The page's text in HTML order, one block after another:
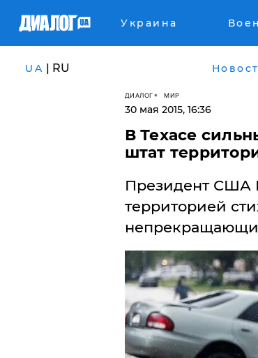
Украина
UA | RU
ДИАЛОГ МИР
30 мая 2015, 16:36
В Техасе
штат
Президент США
территорией